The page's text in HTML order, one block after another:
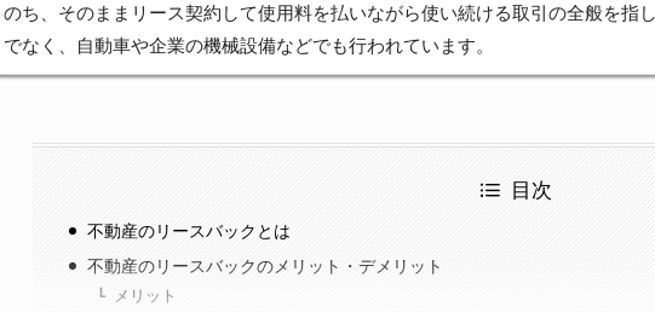
のち、そのままリース契約して使用料を払いながら使い続ける取引の全般を指
でなく、自動車や企業の機械設備などでも行われています。
目次
不動産のリースバックとは
不動産のリースバックのメリット・デメリット
メリット